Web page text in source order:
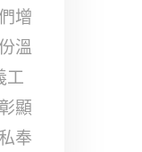
增
溫
工
顯
奉